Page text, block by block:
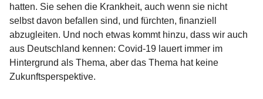
hatten. Sie sehen die Krankheit, auch wenn sie nicht
selbst davon befallen sind, und fürchten, finanziell
abzugleiten. Und noch etwas kommt hinzu, dass wir auch
aus Deutschland kennen: Covid-19 lauert immer im
Hintergrund als Thema, aber das Thema hat keine
Zukunftsperspektive.